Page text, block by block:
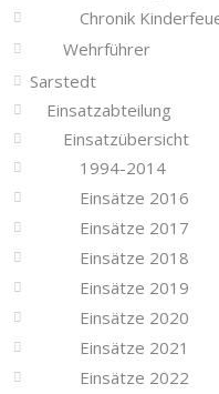
Chronik
Wehrführer
Sarstedt
Einsatzabteilung
Einsatzübersicht
1994-2014
Einsätze 2016
Einsätze 2017
Einsätze 2018
Einsätze 2019
Einsätze 2020
Einsätze 2021
Einsätze 2022